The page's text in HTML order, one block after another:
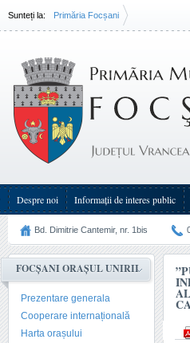
Sunteți la: Primăria Focșani
38, 39, P 175-178, 180-182, nr. cad. 65563
Despre noi Informații de interes public
Bd. Dimitrie Cantemir, nr. 1bis
FOCȘANI ORAȘUL UNIRII
Prezentare generala
Cooperare internațională
Harta orașului